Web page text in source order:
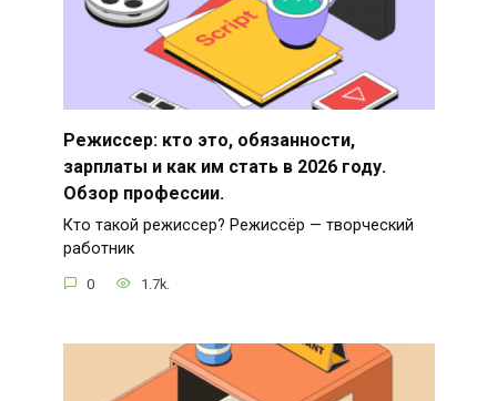
Режиссер: кто это, обязанности,
зарплаты и как им стать в 2026 году.
Обзор профессии.
Кто такой режиссер? Режиссёр — творческий
работник
0 1.7k.